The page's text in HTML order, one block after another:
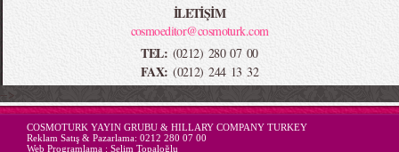
İLETİŞİM
cosmoeditor@cosmoturk.com
TEL: (0212) 280 07 00
FAX: (0212) 244 13 32
-->
COSMOTURK YAYIN GRUBU & HILLARY COMPANY TURKEY
Reklam Satış & Pazarlama: 0212 280 07 00
Web Programlama : Selim Topaloğlu